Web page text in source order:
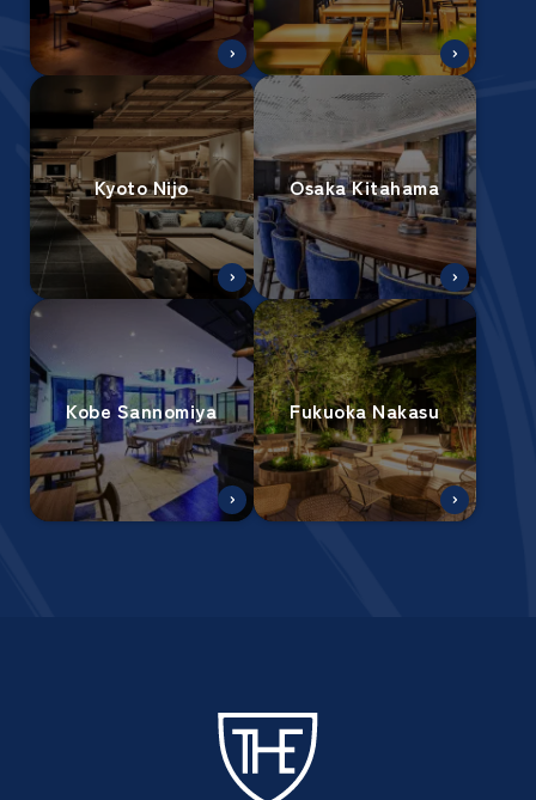
Kyoto Nijo Osaka Kitahama
Kobe Sannomiya Fukuoka Nakasu